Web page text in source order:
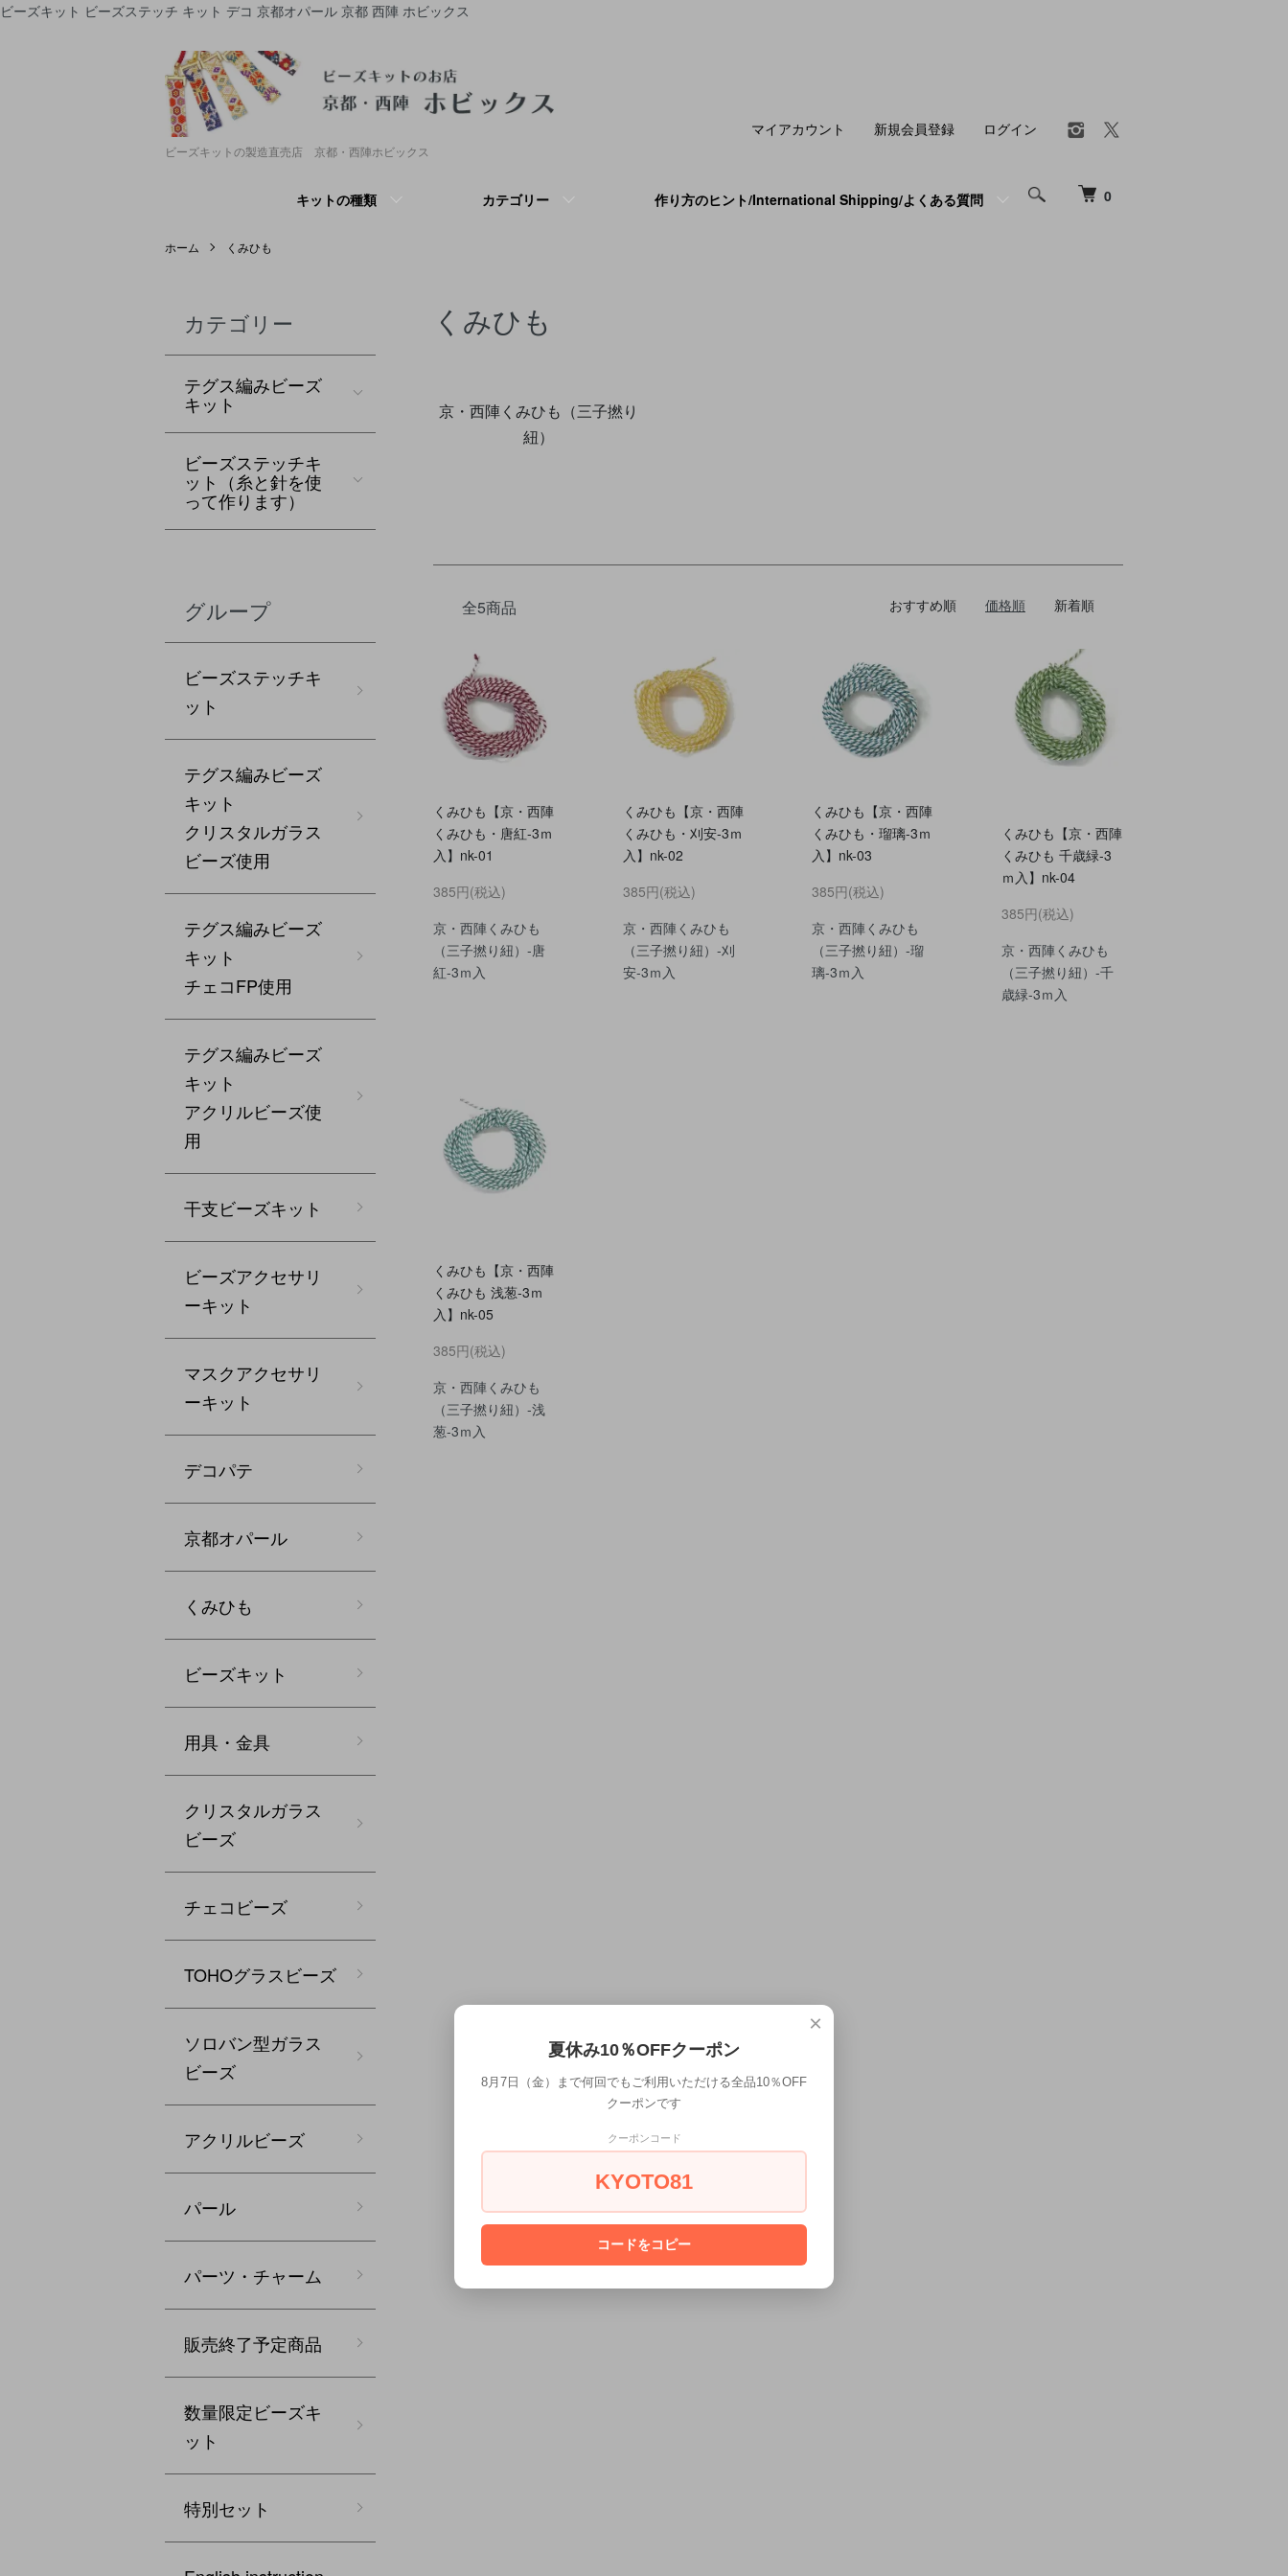
ビーズキット ビーズステッチ キット デコ 京都オパール 京都 西陣 ホビックス
ビーズキットの製造直売店 京都・西陣ホビックス
0
キットの種類 カテゴリー 作り方のヒント/International Shipping/よくある質問
マイアカウント 新規会員登録 ログイン
ホーム くみひも
くみひも
京・西陣くみひも（三子撚り
紐）
全5商品 おすすめ順 価格順 新着順
くみひも【京・西陣
くみひも・唐紅-3ｍ
入】nk-01
385円(税込)
京・西陣くみひも
（三子撚り紐）-唐
紅-3ｍ入
くみひも【京・西陣
くみひも・刈安-3ｍ
入】nk-02
385円(税込)
京・西陣くみひも
（三子撚り紐）-刈
安-3ｍ入
くみひも【京・西陣
くみひも・瑠璃-3ｍ
入】nk-03
385円(税込)
京・西陣くみひも
（三子撚り紐）-瑠
璃-3ｍ入
くみひも【京・西陣
くみひも 千歳緑-3
ｍ入】nk-04
385円(税込)
京・西陣くみひも
（三子撚り紐）-千
歳緑-3ｍ入
くみひも【京・西陣
くみひも 浅葱-3ｍ
入】nk-05
385円(税込)
京・西陣くみひも
（三子撚り紐）-浅
葱-3ｍ入
カテゴリー
テグス編みビーズ
キット
ビーズステッチキ
ット（糸と針を使
って作ります）
グループ
ビーズステッチキ
ット
テグス編みビーズ
キット
クリスタルガラス
ビーズ使用
テグス編みビーズ
キット
チェコFP使用
テグス編みビーズ
キット
アクリルビーズ使
用
干支ビーズキット
ビーズアクセサリ
ーキット
マスクアクセサリ
ーキット
デコパテ
京都オパール
くみひも
ビーズキット
用具・金具
クリスタルガラス
ビーズ
チェコビーズ
TOHOグラスビーズ
ソロバン型ガラス
ビーズ
アクリルビーズ
パール
パーツ・チャーム
販売終了予定商品
数量限定ビーズキ
ット
特別セット
×
夏休み10％OFFクーポン
8月7日（金）まで何回でもご利用いただける全品10％OFF
クーポンです
クーポンコード
KYOTO81
コードをコピー